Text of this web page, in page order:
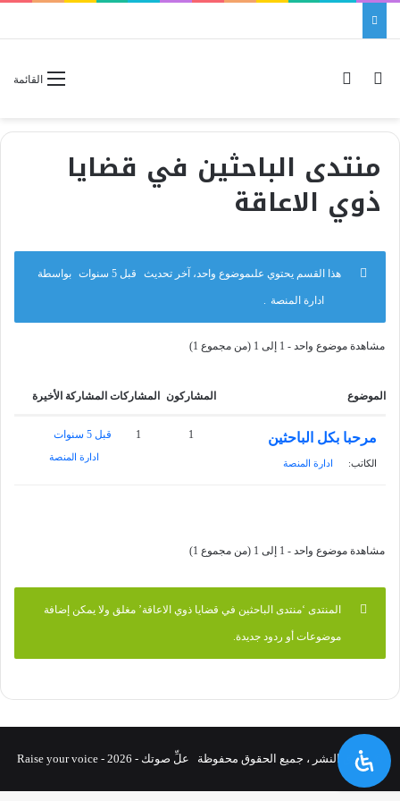
القائمة بحث عن
منتدى الباحثين في قضايا
ذوي الاعاقة
هذا القسم يحتوي علىموضوع واحد، آخر تحديث قبل 5 سنوات بواسطة
ادارة المنصة .
مشاهدة موضوع واحد - 1 إلى 1 (من مجموع 1)
الموضوع المشاركون المشاركات المشاركة الأخيرة
مرحبا بكل الباحثين
الكاتب: ادارة المنصة
1
1 قبل 5 سنوات
ادارة المنصة
مشاهدة موضوع واحد - 1 إلى 1 (من مجموع 1)
المنتدى ‘منتدى الباحثين في قضايا ذوي الاعاقة’ مغلق ولا يمكن إضافة
موضوعات أو ردود جديدة.
© حقوق النشر ، جميع الحقوق محفوظة علِّ صوتك - Raise your voice - 2026